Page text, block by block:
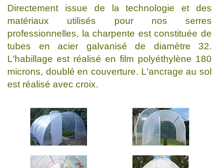
Directement issue de la technologie et des
matériaux utilisés pour nos serres
professionnelles, la charpente est constituée de
tubes en acier galvanisé de diamètre 32.
L'habillage est réalisé en film polyéthylène 180
microns, doublé en couverture. L'ancrage au sol
est réalisé avec croix.